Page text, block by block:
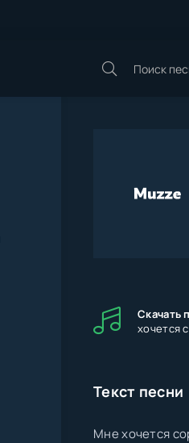
Скачать
хочется
Текст песни
Мне хочется